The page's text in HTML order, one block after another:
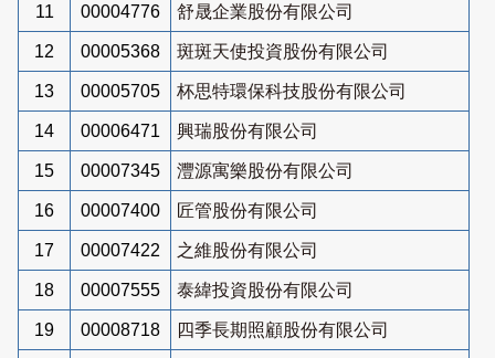
11 00004776 舒晟企業股份有限公司
12 00005368 斑斑天使投資股份有限公司
13 00005705 杯思特環保科技股份有限公司
14 00006471 興瑞股份有限公司
15 00007345 灃源寓樂股份有限公司
16 00007400 匠管股份有限公司
17 00007422 之維股份有限公司
18 00007555 泰緯投資股份有限公司
19 00008718 四季長期照顧股份有限公司